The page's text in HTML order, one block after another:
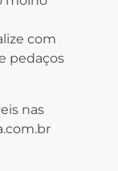
com
pedaços
nas